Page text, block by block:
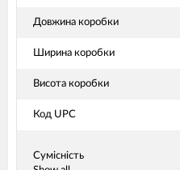
Довжина коробки
Ширина коробки
Висота коробки
Код UPC
Сумісність